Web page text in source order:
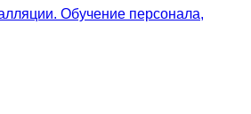
Обучение персонала,